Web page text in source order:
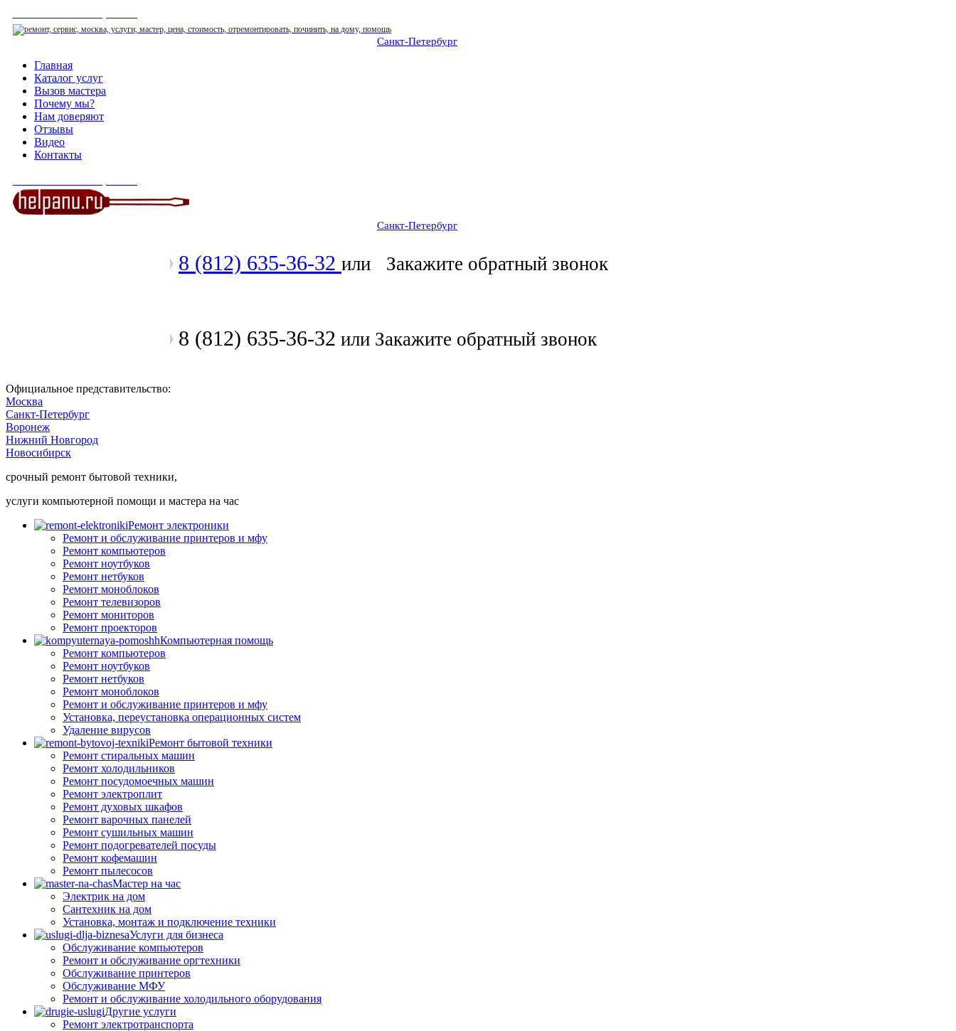
Санкт-Петербург
Главная
Каталог услуг
Вызов мастера
Почему мы?
Нам доверяют
Отзывы
Видео
Контакты
Санкт-Петербург
8 (812) 635-36-32 или Закажите обратный звонок
8 (812) 635-36-32 или Закажите обратный звонок
Официальное представительство:
Москва
Санкт-Петербург
Воронеж
Нижний Новгород
Новосибирск
срочный ремонт бытовой техники,
услуги компьютерной помощи и мастера на час
Ремонт электроники
Ремонт и обслуживание принтеров и мфу
Ремонт компьютеров
Ремонт ноутбуков
Ремонт нетбуков
Ремонт моноблоков
Ремонт телевизоров
Ремонт мониторов
Ремонт проекторов
Компьютерная помощь
Ремонт компьютеров
Ремонт ноутбуков
Ремонт нетбуков
Ремонт моноблоков
Ремонт и обслуживание принтеров и мфу
Установка, переустановка операционных систем
Удаление вирусов
Ремонт бытовой техники
Ремонт стиральных машин
Ремонт холодильников
Ремонт посудомоечных машин
Ремонт электроплит
Ремонт духовых шкафов
Ремонт варочных панелей
Ремонт сушильных машин
Ремонт подогревателей посуды
Ремонт кофемашин
Ремонт пылесосов
Мастер на час
Электрик на дом
Сантехник на дом
Установка, монтаж и подключение техники
Услуги для бизнеса
Обслуживание компьютеров
Ремонт и обслуживание оргтехники
Обслуживание принтеров
Обслуживание МФУ
Ремонт и обслуживание холодильного оборудования
Другие услуги
Ремонт электротранспорта